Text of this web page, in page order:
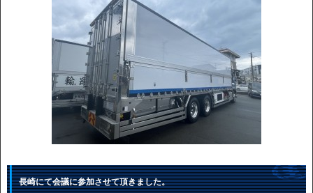
長崎にて会議に参加させて頂きました。